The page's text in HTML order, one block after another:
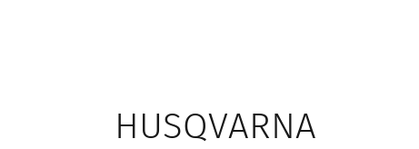
HUSQVARNA